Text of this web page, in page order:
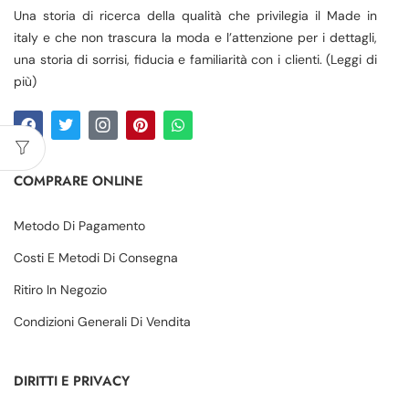
Una storia di ricerca della qualità che privilegia il Made in
italy e che non trascura la moda e l’attenzione per i dettagli,
una storia di sorrisi, fiducia e familiarità con i clienti. (Leggi di
più)
COMPRARE ONLINE
Metodo Di Pagamento
Costi E Metodi Di Consegna
Ritiro In Negozio
Condizioni Generali Di Vendita
DIRITTI E PRIVACY